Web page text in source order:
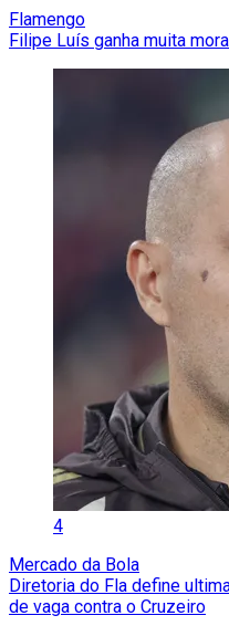
Flamengo
Filipe Luís ganha muita
4
Mercado da Bola
Diretoria do Fla define
de vaga contra o Cruzeiro